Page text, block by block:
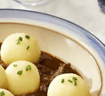
mit besonders feinen
der ganzen